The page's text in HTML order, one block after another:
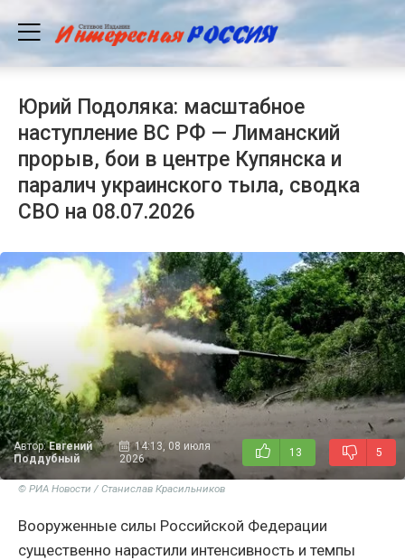
Юрий Подоляка: масштабное
наступление ВС РФ — Лиманский
прорыв, бои в центре Купянска и
паралич украинского тыла, сводка
СВО на 08.07.2026
Автор:Евгений
Поддубный
14:13, 08 июля
2026
13 5
© РИА Новости / Станислав Красильников
Вооруженные силы Российской Федерации
существенно нарастили интенсивность и темпы